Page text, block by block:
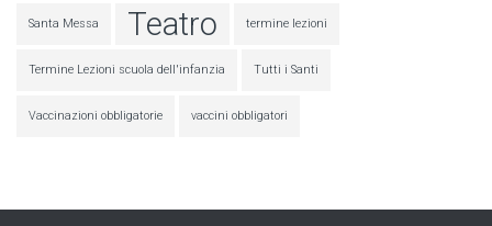
Santa Messa Teatro termine lezioni
Termine Lezioni scuola dell'infanzia Tutti i Santi
Vaccinazioni obbligatorie vaccini obbligatori